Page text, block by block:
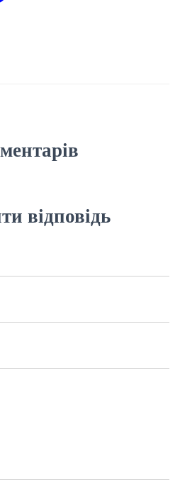
відповідь